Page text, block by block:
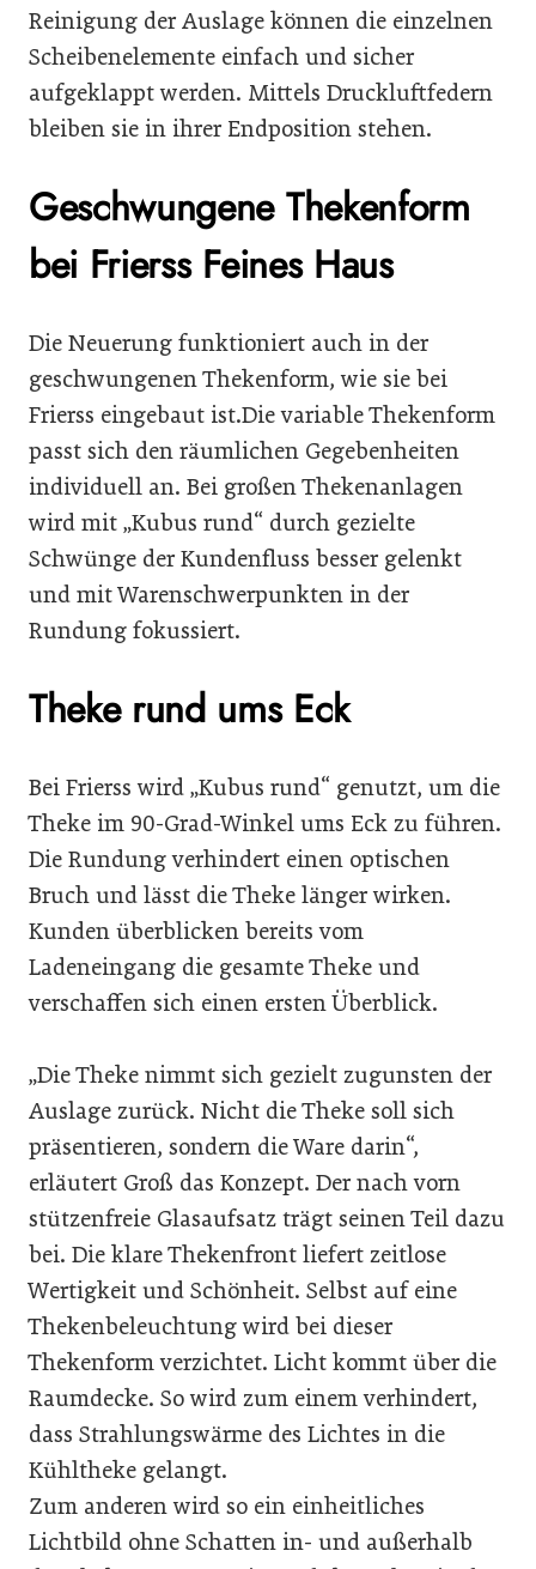
Reinigung der Auslage können die einzelnen
Scheibenelemente einfach und sicher
aufgeklappt werden. Mittels Druckluftfedern
bleiben sie in ihrer Endposition stehen.
Geschwungene Thekenform
bei Frierss Feines Haus
Die Neuerung funktioniert auch in der
geschwungenen Thekenform, wie sie bei
Frierss eingebaut ist.Die variable Thekenform
passt sich den räumlichen Gegebenheiten
individuell an. Bei großen Thekenanlagen
wird mit „Kubus rund“ durch gezielte
Schwünge der Kundenfluss besser gelenkt
und mit Warenschwerpunkten in der
Rundung fokussiert.
Theke rund ums Eck
Bei Frierss wird „Kubus rund“ genutzt, um die
Theke im 90-Grad-Winkel ums Eck zu führen.
Die Rundung verhindert einen optischen
Bruch und lässt die Theke länger wirken.
Kunden überblicken bereits vom
Ladeneingang die gesamte Theke und
verschaffen sich einen ersten Überblick.
„Die Theke nimmt sich gezielt zugunsten der
Auslage zurück. Nicht die Theke soll sich
präsentieren, sondern die Ware darin“,
erläutert Groß das Konzept. Der nach vorn
stützenfreie Glasaufsatz trägt seinen Teil dazu
bei. Die klare Thekenfront liefert zeitlose
Wertigkeit und Schönheit. Selbst auf eine
Thekenbeleuchtung wird bei dieser
Thekenform verzichtet. Licht kommt über die
Raumdecke. So wird zum einem verhindert,
dass Strahlungswärme des Lichtes in die
Kühltheke gelangt.
Zum anderen wird so ein einheitliches
Lichtbild ohne Schatten in- und außerhalb